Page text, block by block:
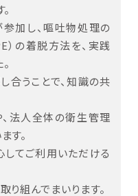
加し、嘔吐物処理の
）の着脱方法を、実践
合うことで、知識の共
法人全体の衛生管理
す。
てご利用いただける
り組んでまいります。